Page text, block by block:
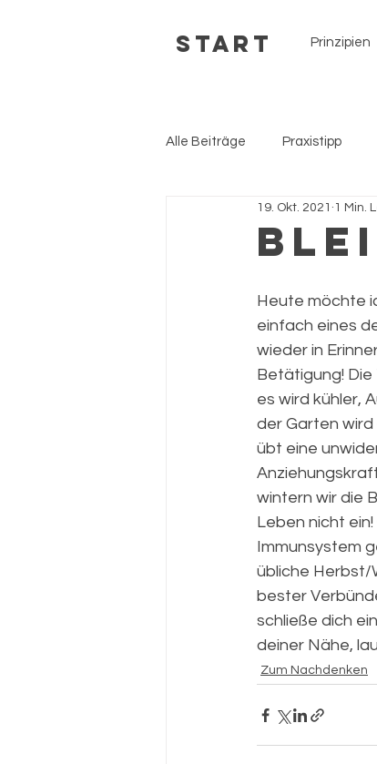
Start Prinzipien
Alle Beiträge Praxistipp
19. Okt. 2021 1 Min.
Heute möchte
einfach eines
wieder in
Betätigung!
es wird kühler,
der Garten
übt eine
wintern wir die
Leben nicht
Immunsystem
übliche Herbst/
bester
schließe dich
deiner Nähe,
Zum Nachdenken